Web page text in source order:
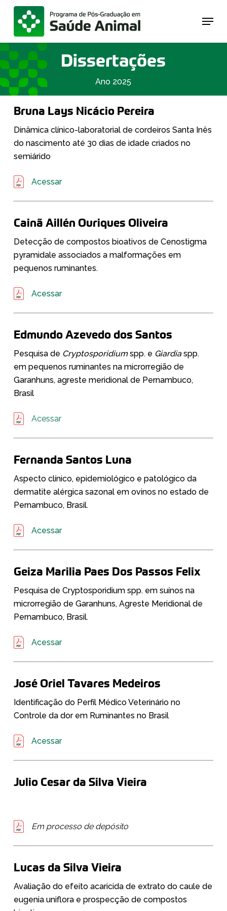
Skip
content
Menu
Dissertações
Ano 2025
Bruna Lays Nicácio Pereira
Dinâmica clínico-laboratorial de cordeiros Santa Inês
do nascimento até 30 dias de idade criados no
semiárido
Acessar
Cainã Aillén Ouriques Oliveira
Detecção de compostos bioativos de Cenostigma
pyramidale associados a malformações em
pequenos ruminantes.
Acessar
Edmundo Azevedo dos Santos
Pesquisa de Cryptosporidiumspp. e Giardiaspp.
em pequenos ruminantes na microrregião de
Garanhuns, agreste meridional de Pernambuco,
Brasil
Acessar
Fernanda Santos Luna
Aspecto clínico, epidemiológico e patológico da
dermatite alérgica sazonal em ovinos no estado de
Pernambuco, Brasil.
Acessar
Geiza Marilia Paes Dos Passos Felix
Pesquisa de Cryptosporidium spp. em suínos na
microrregião de Garanhuns, Agreste Meridional de
Pernambuco, Brasil.
Acessar
José Oriel Tavares Medeiros
Identificação do Perfil Médico Veterinário no
Controle da dor em Ruminantes no Brasil
Acessar
Julio Cesar da Silva Vieira
Em processo de depósito
Lucas da Silva Vieira
Avaliação do efeito acaricida de extrato do caule de
eugenia uniflora e prospecção de compostos